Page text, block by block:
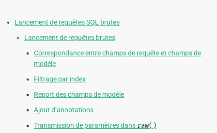
Lancement de requêtes SQL brutes
Lancement de requêtes brutes
Correspondance entre champs de requête et champs de
modèle
Filtrage par index
Report des champs de modèle
Ajout d’annotations
Transmission de paramètres dans raw()